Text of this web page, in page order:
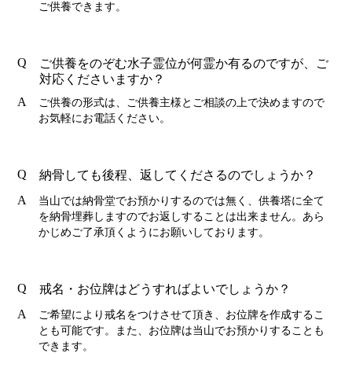
ご供養できます。
Q ご供養をのぞむ水子霊位が何霊か有るのですが、ご
対応くださいますか？
A
ご供養の形式は、ご供養主様とご相談の上で決めますので
お気軽にお電話ください。
Q納骨しても後程、返してくださるのでしょうか？
A
当山では納骨堂でお預かりするのでは無く、供養塔に全て
を納骨埋葬しますのでお返しすることは出来ません。あら
かじめご了承頂くようにお願いしております。
Q戒名・お位牌はどうすればよいでしょうか？
A
ご希望により戒名をつけさせて頂き、お位牌を作成するこ
とも可能です。また、お位牌は当山でお預かりすることも
できます。